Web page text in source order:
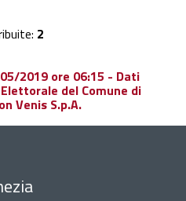
2
2019 ore 06:15 - Dati
del Comune di
Venis S.p.A.